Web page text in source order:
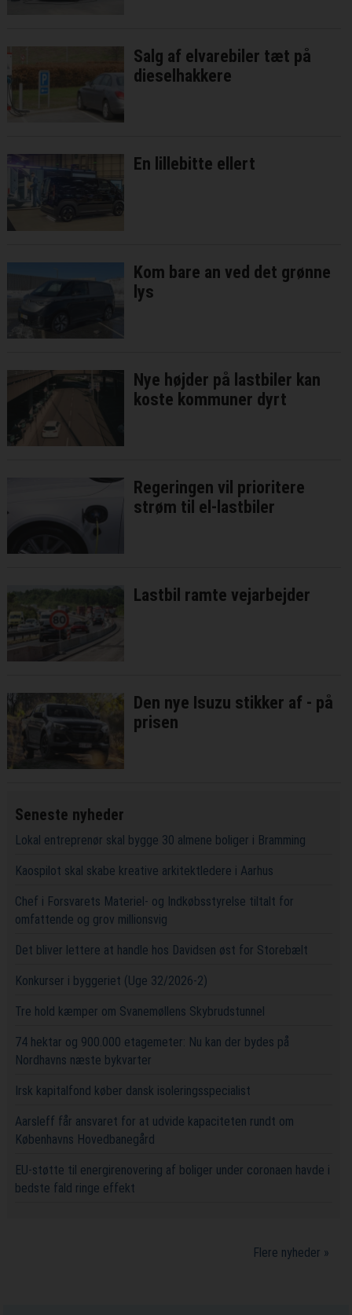
Salg af elvarebiler tæt på
dieselhakkere
En lillebitte ellert
Kom bare an ved det grønne
lys
Nye højder på lastbiler kan
koste kommuner dyrt
Regeringen vil prioritere
strøm til el-lastbiler
Lastbil ramte vejarbejder
Den nye Isuzu stikker af - på
prisen
Seneste nyheder
Lokal entreprenør skal bygge 30 almene boliger i Bramming
Kaospilot skal skabe kreative arkitektledere i Aarhus
Chef i Forsvarets Materiel- og Indkøbsstyrelse tiltalt for
omfattende og grov millionsvig
Det bliver lettere at handle hos Davidsen øst for Storebælt
Konkurser i byggeriet (Uge 32/2026-2)
Tre hold kæmper om Svanemøllens Skybrudstunnel
74 hektar og 900.000 etagemeter: Nu kan der bydes på
Nordhavns næste bykvarter
Irsk kapitalfond køber dansk isoleringsspecialist
Aarsleff får ansvaret for at udvide kapaciteten rundt om
Københavns Hovedbanegård
EU-støtte til energirenovering af boliger under coronaen havde i
bedste fald ringe effekt
Flere nyheder »